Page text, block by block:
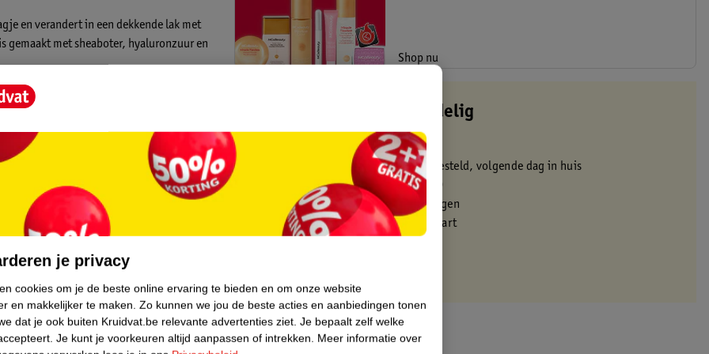
en verandert in een dekkende lak met
gemaakt met sheaboter, hyaluronzuur en
4-in-1 Hydrating Lacquer:
4-in-1 Hydrating Lacquer?
nodig om kleur en glans op te bouwen.
Shop nu
Kruidvat is altijd voordelig
Gratis ophalen in de winkel
Op werkdagen voor 22:00 uur besteld, volgende dag in huis
Gratis thuisbezorgd vanaf 50.00
Gratis retourneren binnen 30 dagen
Gratis punten met je Kruidvat kaart
je privacy
cookies om je de beste online ervaring te bieden en om onze website
en makkelijker te maken. Zo kunnen we jou de beste acties en aanbiedingen tonen
dat je ook buiten Kruidvat.be relevante advertenties ziet. Je bepaalt zelf welke
Je kunt je voorkeuren altijd aanpassen of intrekken. Meer informatie over